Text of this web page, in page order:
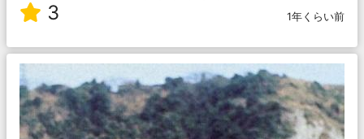
3 1年くらい前